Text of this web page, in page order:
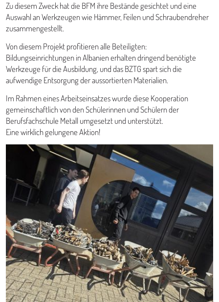
Zu diesem Zweck hat die BFM ihre Bestände gesichtet und eine
Auswahl an Werkzeugen wie Hämmer, Feilen und Schraubendreher
zusammengestellt.
Von diesem Projekt profitieren alle Beteiligten:
Bildungseinrichtungen in Albanien erhalten dringend benötigte
Werkzeuge für die Ausbildung, und das BZTG spart sich die
aufwendige Entsorgung der aussortierten Materialien.
Im Rahmen eines Arbeitseinsatzes wurde diese Kooperation
gemeinschaftlich von den Schülerinnen und Schülern der
Berufsfachschule Metall umgesetzt und unterstützt.
Eine wirklich gelungene Aktion!